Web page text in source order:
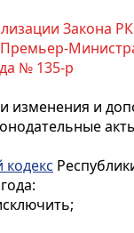
Закона
Премьер-
№ 135-р
изменения и